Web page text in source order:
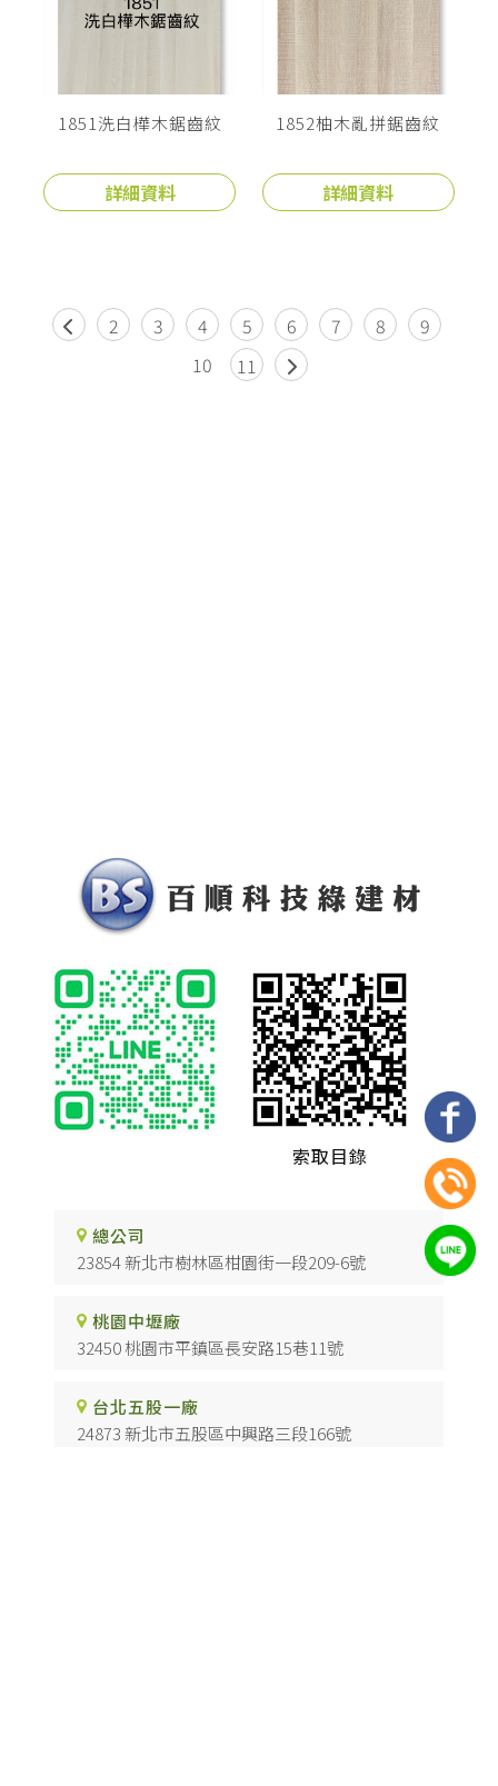
1851洗白樺木鋸齒紋
詳細資料
1852柚木亂拼鋸齒紋
詳細資料
2 3 4 5 6 7 8
9
10
11
索取目錄
總公司
23854 新北市樹林區柑園街一段209-6號
桃園中壢廠
32450 桃園市平鎮區長安路15巷11號
台北五股一廠
24873 新北市五股區中興路三段166號